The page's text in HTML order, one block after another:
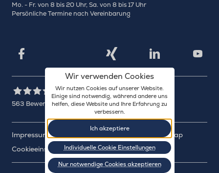
Wir verwenden Cookies
Wir nutzen Cookies auf unserer Website.
Einige sind notwendig, während andere uns
helfen, diese Website und Ihre Erfahrung zu
verbessern.
Ich akzeptiere
Individuelle Cookie Einstellungen
Nur notwendige Cookies akzeptieren
Mo. - Fr. von 8 bis 20 Uhr, Sa. von 8 bis 17 Uhr
Persönliche Termine nach Vereinbarung
Facebook Xing LinkedIn
WINHELLER GmbH
563 Bewertungen auf ProvenExpert.com
Impressum Datenschutz
Sitemap
Cookieeinstellungen